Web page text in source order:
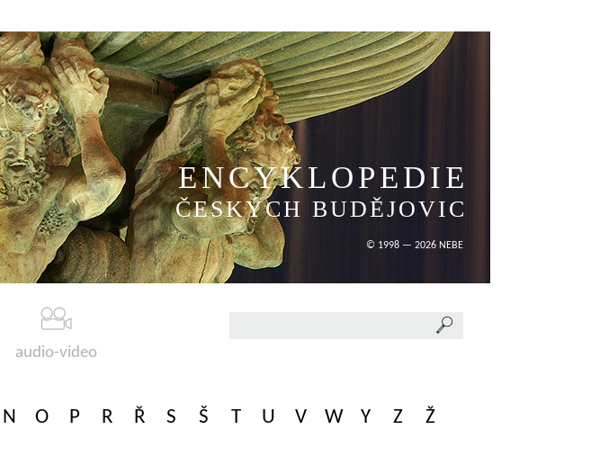
ENCYKLOPEDIE
ČESKÝCH BUDĚJOVIC
© 1998 — 2026 NEBE
audio-video
N O P R Ř S Š T U V W Y Z Ž